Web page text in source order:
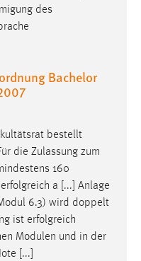
des
Bachelor
bestellt
die Zulassung zum
160
a [...] Anlage
6.3) wird doppelt
ist erfolgreich
Modulen und in der
[...]